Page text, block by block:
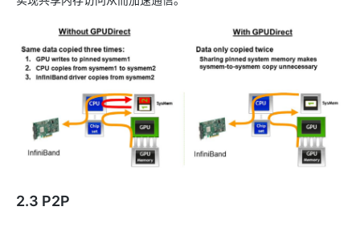
2.3 P2P